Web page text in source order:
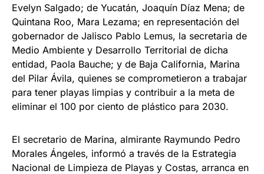
Evelyn Salgado; de Yucatán, Joaquín Díaz Mena; de
Quintana Roo, Mara Lezama; en representación del
gobernador de Jalisco Pablo Lemus, la secretaria de
Medio Ambiente y Desarrollo Territorial de dicha
entidad, Paola Bauche; y de Baja California, Marina
del Pilar Ávila, quienes se comprometieron a trabajar
para tener playas limpias y contribuir a la meta de
eliminar el 100 por ciento de plástico para 2030.
El secretario de Marina, almirante Raymundo Pedro
Morales Ángeles, informó a través de la Estrategia
Nacional de Limpieza de Playas y Costas, arranca en